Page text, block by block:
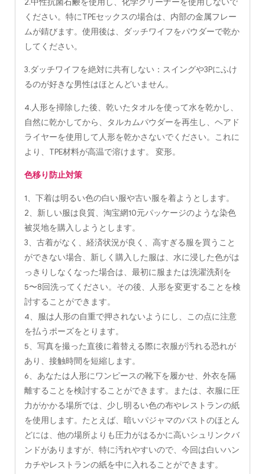
2.中性抗菌石鹸を使用し、化学クリーナーを使用しないで
ください。特にTPEセックスの場合は、内部の金属フレー
ムが錆びます。使用後は、ダッチワイフをパウダーで乾か
してください。
3.ダッチワイフを絶対に共有しない：スイングや3Pにふけ
るのが好きな男性はほとんどいません。
4.人形を掃除した後、乾いたタオルを使って水を乾かし、
自然に乾かしてから、タルカムパウダーを再生し、ヘアド
ライヤーを使用して人形を乾かさないでください。これに
より、TPE材料が高温で溶けます。 変形。
色移り防止対策
1、下着は明るい色の白い服や古い服を着ようとします。
2、新しい服は良質、淘宝網10元パッケージのような染色
被災地を購入しようとします。
3、古着がなく、経済状況が良く、高すぎる服を買うこと
ができない場合、新しく購入した服は、水に浸した色がは
っきりしなくなった場合は、最初に服または洗濯洗剤を
5〜8回洗ってください。その後、人形を変更することを検
討することができます。
4、服は人形の自重で押されないようにし、この点に注意
を払うポーズをとります。
5、写真を撮った直後に着替える際に衣服が汚れる恐れが
あり、接触時間を短縮します。
6、あなたは人形にワンピースの靴下を履かせ、外衣を隔
離することを検討することができます。または、衣服に圧
力がかかる場所では、少し明るい色の布やレストランの紙
を使用します。たとえば、暗いパジャマのバストのほとん
どには、他の場所よりも圧力がはるかに高いシュリンクバ
ンドがありますが、特に汚れやすいので、今回は白いハン
カチやレストランの紙を中に入れることができます。